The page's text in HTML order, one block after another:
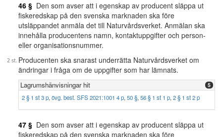
46 § Den som avser att i egenskap av producent släppa ut
fiskeredskap på den svenska marknaden ska före
utsläppandet anmäla det till Naturvårdsverket. Anmälan ska
innehålla producentens namn, kontaktuppgifter och person-
eller organisationsnummer.
Producenten ska snarast underrätta Naturvårdsverket om
ändringar i fråga om de uppgifter som har lämnats.
Lagrumshänvisningar hit 5
2 § 1 st 3 p, övg. best. SFS 2021:1001 4 p, 50 §, 56 § 1 st 1 p, 2 § 1 st 2 p
47 § Den som avser att i egenskap av producent släppa ut
fiskeredskap på den svenska marknaden ska före